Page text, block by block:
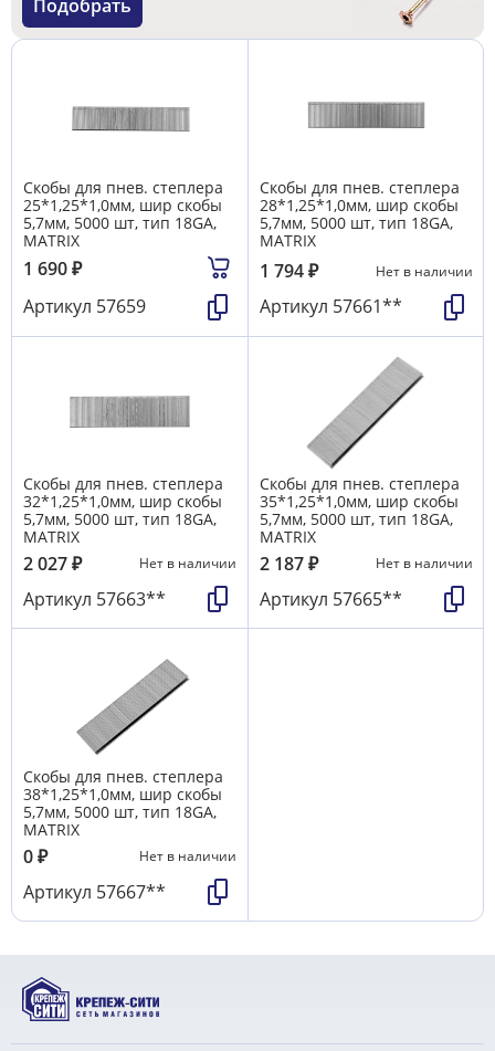
Подобрать
Скобы для пнев. степлера
25*1,25*1,0мм, шир скобы
5,7мм, 5000 шт, тип 18GA,
MATRIX
1 690₽
Артикул 57659
Скобы для пнев. степлера
28*1,25*1,0мм, шир скобы
5,7мм, 5000 шт, тип 18GA,
MATRIX
1 794₽ Нет в наличии
Артикул 57661**
Скобы для пнев. степлера
32*1,25*1,0мм, шир скобы
5,7мм, 5000 шт, тип 18GA,
MATRIX
2 027₽ Нет в наличии
Артикул 57663**
Скобы для пнев. степлера
35*1,25*1,0мм, шир скобы
5,7мм, 5000 шт, тип 18GA,
MATRIX
2 187₽ Нет в наличии
Артикул 57665**
Скобы для пнев. степлера
38*1,25*1,0мм, шир скобы
5,7мм, 5000 шт, тип 18GA,
MATRIX
0₽ Нет в наличии
Артикул 57667**